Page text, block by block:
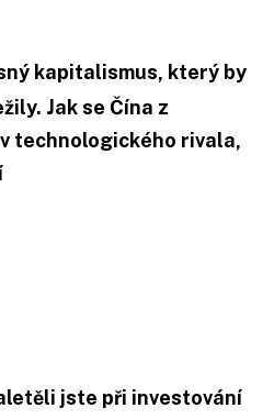
kapitalismus, který by
Jak se Čína z
technologického rivala,
jste při investování